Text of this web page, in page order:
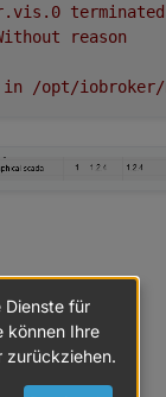
terminated
reason
in /opt/iobroker/
Dienste für
können Ihre
zurückziehen.